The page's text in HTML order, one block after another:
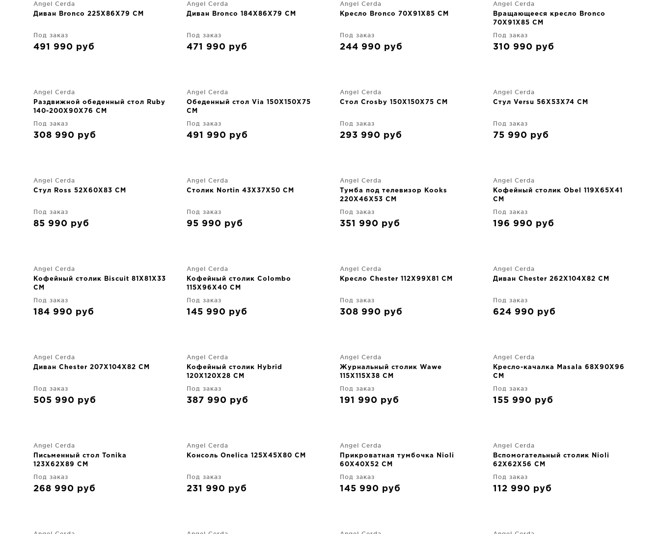
Angel Cerda
Диван Bronco 225X86X79 CM
Под заказ
491 990 руб
Angel Cerda
Диван Bronco 184X86X79 CM
Под заказ
471 990 руб
Angel Cerda
Кресло Bronco 70X91X85 CM
Под заказ
244 990 руб
Angel Cerda
Вращающееся кресло Bronco
70X91X85 CM
Под заказ
310 990 руб
Angel Cerda
Раздвижной обеденный стол Ruby
140-200X90X76 CM
Под заказ
308 990 руб
Angel Cerda
Обеденный стол Via 150X150X75
CM
Под заказ
491 990 руб
Angel Cerda
Стол Crosby 150X150X75 CM
Под заказ
293 990 руб
Angel Cerda
Стул Versu 56X53X74 CM
Под заказ
75 990 руб
Angel Cerda
Стул Ross 52X60X83 CM
Под заказ
85 990 руб
Angel Cerda
Столик Nortin 43X37X50 CM
Под заказ
95 990 руб
Angel Cerda
Тумба под телевизор Kooks
220X46X53 CM
Под заказ
351 990 руб
Angel Cerda
Кофейный столик Obel 119X65X41
CM
Под заказ
196 990 руб
Angel Cerda
Кофейный столик Biscuit 81X81X33
CM
Под заказ
184 990 руб
Angel Cerda
Кофейный столик Colombo
115X96X40 CM
Под заказ
145 990 руб
Angel Cerda
Кресло Chester 112X99X81 CM
Под заказ
308 990 руб
Angel Cerda
Диван Chester 262X104X82 CM
Под заказ
624 990 руб
Angel Cerda
Диван Chester 207X104X82 CM
Под заказ
505 990 руб
Angel Cerda
Кофейный столик Hybrid
120X120X28 CM
Под заказ
387 990 руб
Angel Cerda
Журнальный столик Wawe
115X115X38 CM
Под заказ
191 990 руб
Angel Cerda
Кресло-качалка Masala 68X90X96
CM
Под заказ
155 990 руб
Angel Cerda
Письменный стол Tonika
123X62X89 CM
Под заказ
268 990 руб
Angel Cerda
Консоль Onelica 125X45X80 CM
Под заказ
231 990 руб
Angel Cerda
Прикроватная тумбочка Nioli
60X40X52 CM
Под заказ
145 990 руб
Angel Cerda
Вспомогательный столик Nioli
62X62X56 CM
Под заказ
112 990 руб